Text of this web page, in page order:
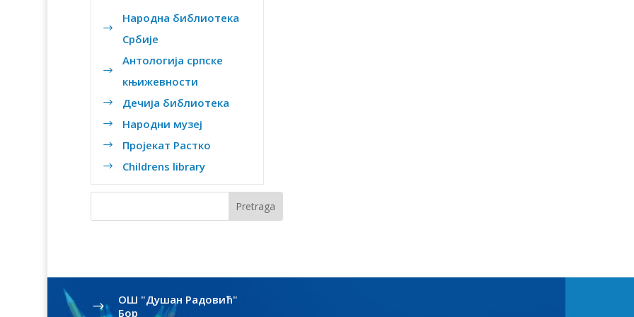
$
Народна библиотека
Србије
$
Антологија српске
књижевности
$ Дечија библиотека
$ Народни музеј
$ Пројекат Растко
$ Childrens library
$
OШ "Душан Радовић"
Бор